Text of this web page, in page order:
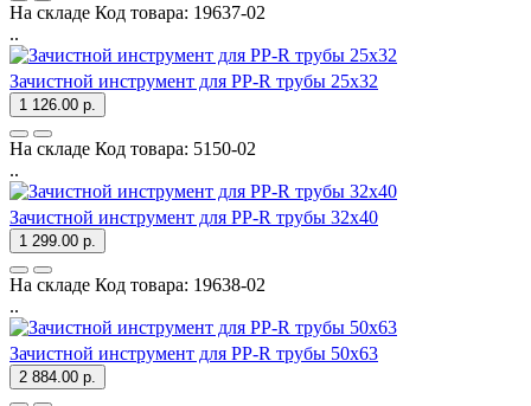
На складе Код товара: 19637-02
..
Зачистной инструмент для PP-R трубы 25х32
1 126.00 р.
На складе Код товара: 5150-02
..
Зачистной инструмент для PP-R трубы 32х40
1 299.00 р.
На складе Код товара: 19638-02
..
Зачистной инструмент для PP-R трубы 50х63
2 884.00 р.